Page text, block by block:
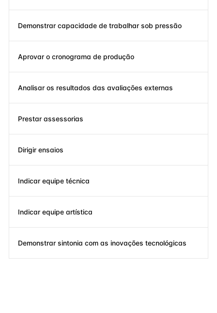
Demonstrar capacidade de trabalhar sob pressão
Aprovar o cronograma de produção
Analisar os resultados das avaliações externas
Prestar assessorias
Dirigir ensaios
Indicar equipe técnica
Indicar equipe artística
Demonstrar sintonia com as inovações tecnológicas